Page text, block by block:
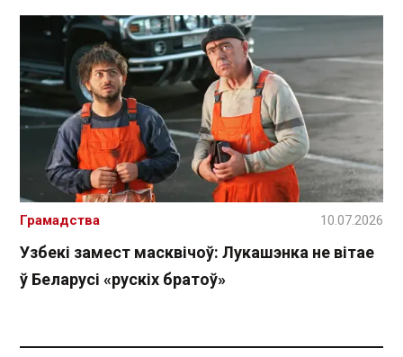
Узбекі замест масквічоў: Лукашэнка не вітае
ў Беларусі «рускіх братоў»
Грамадства 10.07.2026